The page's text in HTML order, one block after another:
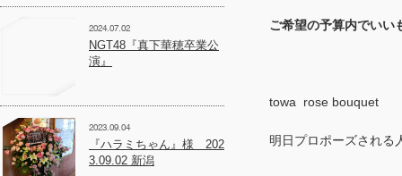
ご希望の予算内でいい
towa rose bouquet
明日プロポーズされる
2024.07.02
NGT48『真下華穂卒業公
演』
2023.09.04
『ハラミちゃん』様 202
3.09.02 新潟